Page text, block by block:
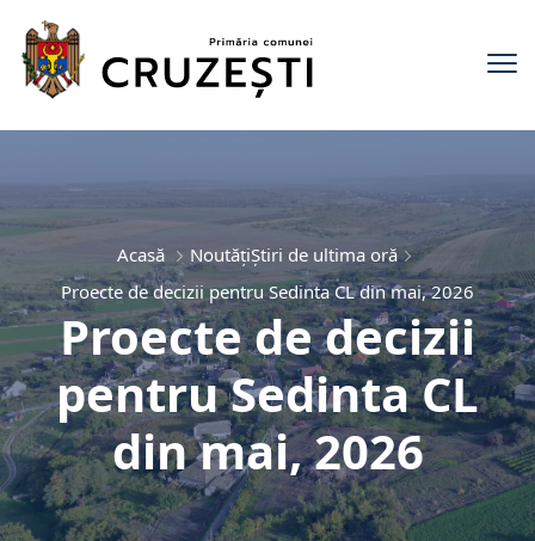
Acasă NoutățiȘtiri de ultima oră
Proecte de decizii pentru Sedinta CL din mai, 2026
Proecte de decizii
pentru Sedinta CL
din mai, 2026